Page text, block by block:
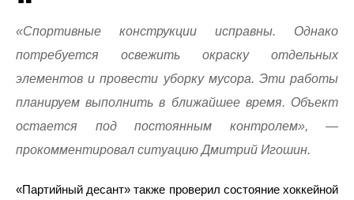
«Спортивные конструкции исправны. Однако
потребуется освежить окраску отдельных
элементов и провести уборку мусора. Эти работы
планируем выполнить в ближайшее время. Объект
остается под постоянным контролем», —
прокомментировал ситуацию Дмитрий Игошин.
«Партийный десант» также проверил состояние хоккейной